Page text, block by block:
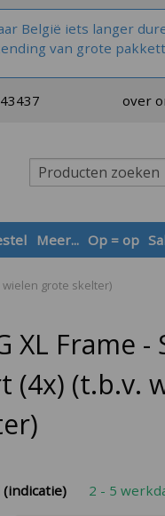
België iets langer
van grote
over
Zoek
Meer... Op = op
wielen grote skelter)
XL Frame
(4x) (t.b.v.
2 - 5